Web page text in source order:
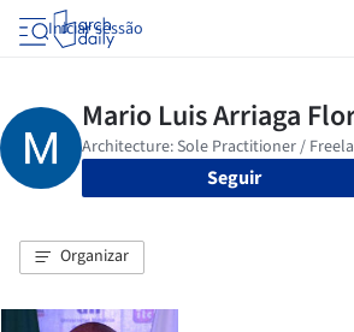
Iniciar sessão
Seguir
Organizar